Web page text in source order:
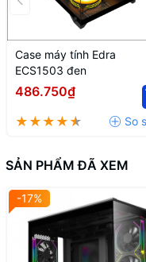
Case máy tính Edra
ECS1503 đen
486.750₫
SẢN PHẨM ĐÃ XEM
-17%